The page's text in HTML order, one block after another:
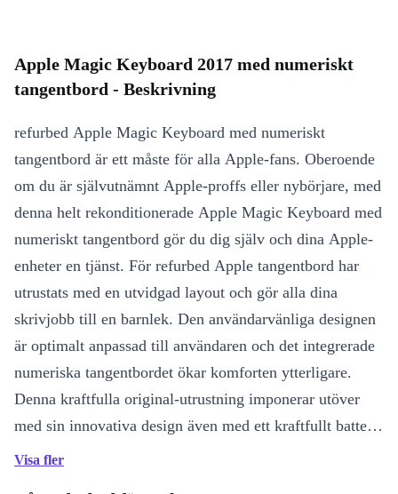
Apple Magic Keyboard 2017 med numeriskt
tangentbord - Beskrivning
refurbed Apple Magic Keyboard med numeriskt
tangentbord är ett måste för alla Apple-fans. Oberoende
om du är självutnämnt Apple-proffs eller nybörjare, med
denna helt rekonditionerade Apple Magic Keyboard med
numeriskt tangentbord gör du dig själv och dina Apple-
enheter en tjänst. För refurbed Apple tangentbord har
utrustats med en utvidgad layout och gör alla dina
skrivjobb till en barnlek. Den användarvänliga designen
är optimalt anpassad till användaren och det integrerade
numeriska tangentbordet ökar komforten ytterligare.
Denna kraftfulla original-utrustning imponerar utöver
med sin innovativa design även med ett kraftfullt batteri,
som kan klara sig i upp till en månad innan det måste
Visa fler